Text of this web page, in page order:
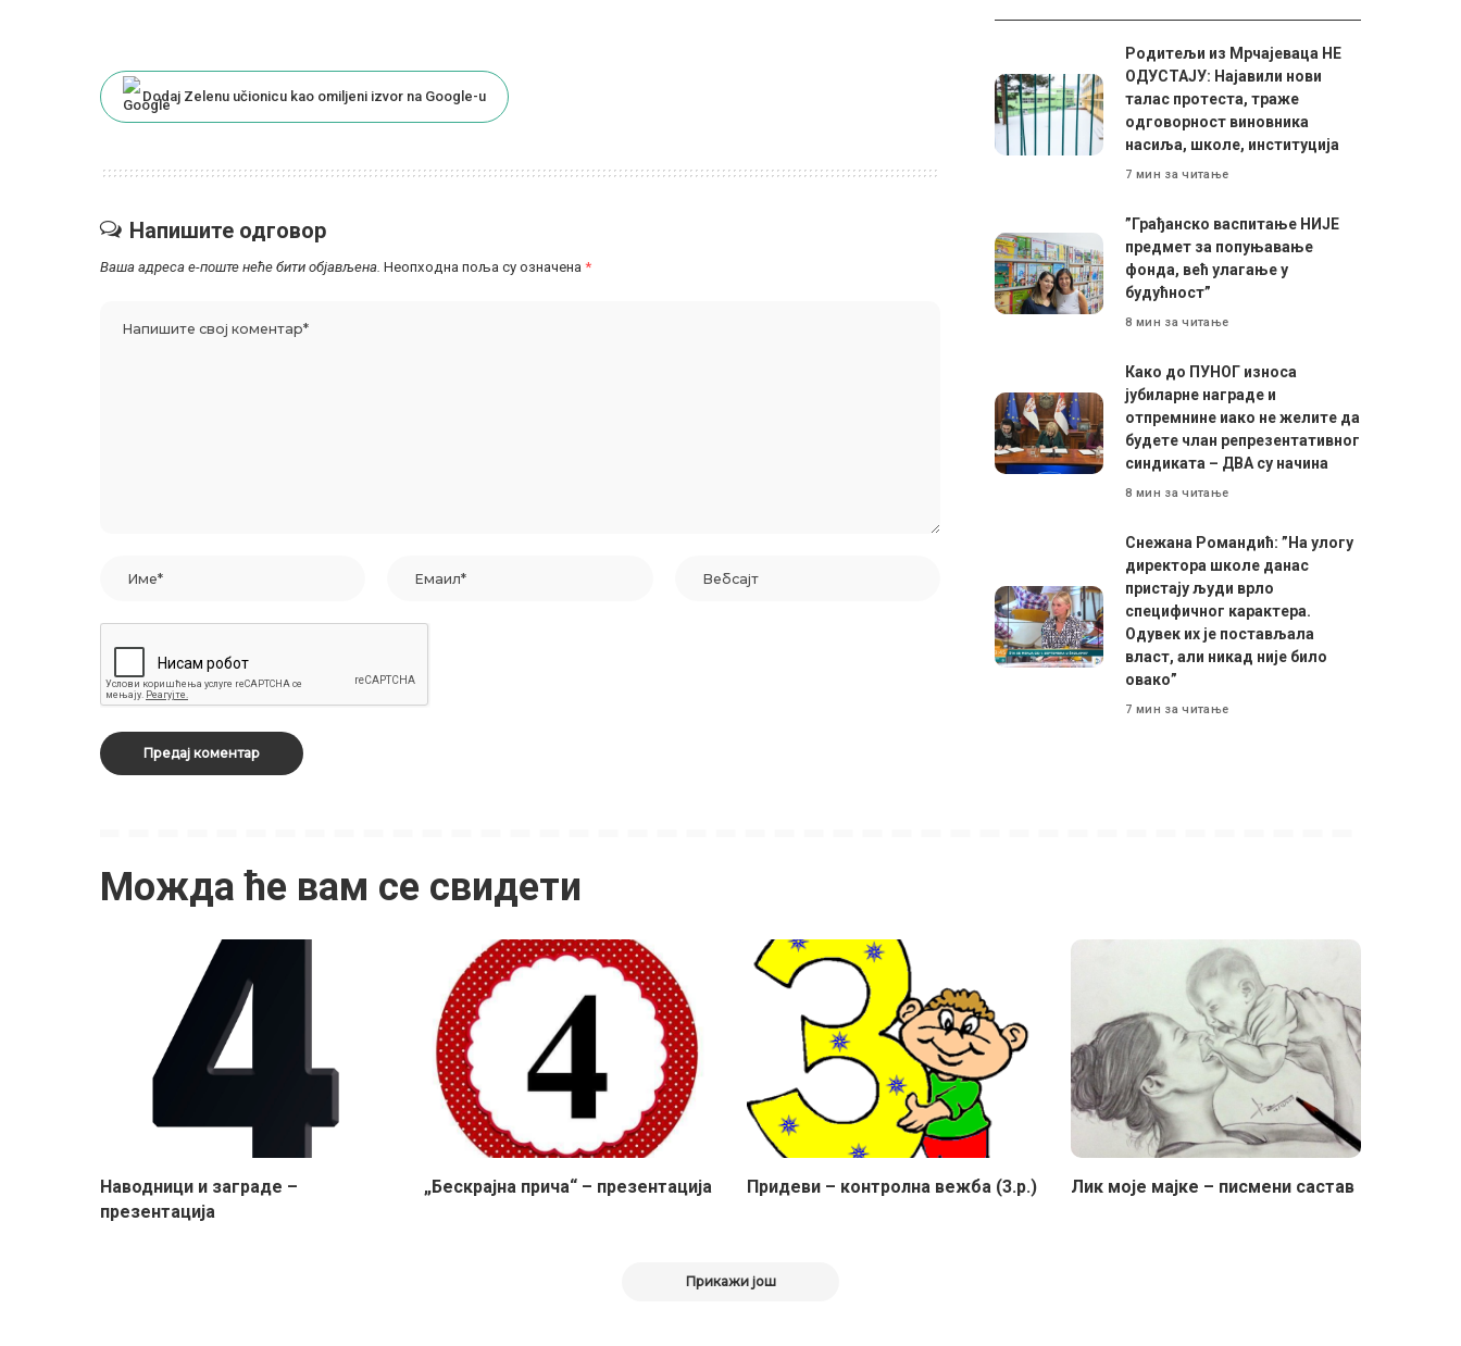
Dodaj Zelenu učionicu kao omiljeni izvor na Google-u
Напишите одговор
Ваша адреса е-поште неће бити објављена. Неопходна поља су означена *
Родитељи из Мрчајеваца НЕ
ОДУСТАЈУ: Најавили нови
талас протеста, траже
одговорност виновника
насиља, школе, институција
7 мин за читање
”Грађанско васпитање НИЈЕ
предмет за попуњавање
фонда, већ улагање у
будућност”
8 мин за читање
Како до ПУНОГ износа
јубиларне награде и
отпремнине иако не желите да
будете члан репрезентативног
синдиката – ДВА су начина
8 мин за читање
Снежана Романдић: ”На улогу
директора школе данас
пристају људи врло
специфичног карактера.
Одувек их је постављала
власт, али никад није било
овако”
7 мин за читање
Можда ће вам се свидети
Наводници и заграде –
презентација
„Бескрајна прича“ – презентација Придеви – контролна вежба (3.р.) Лик моје мајке – писмени састав
Прикажи још